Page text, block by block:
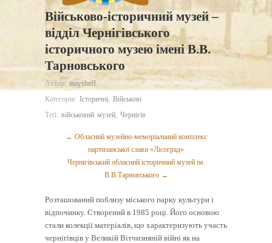
Військово-історичний музей –
відділ Чернігівського
історичного музею імені В.В.
Тарновського
Автор: maysheff
Категорія: Історичні, Військові
Теґі: військовий музей, Чернігів
← Обласний музейно-меморіальний комплекс
партизанської слави «Лісоград»
Чернігівський обласний історичний музей ім.
В.В.Тарновського →
Розташований поблизу міського парку культури і
відпочинку. Створений в 1985 році. Його основою
стали колекції матеріалів, що характеризують участь
чернігівців у Великій Вітчизняній війні як на